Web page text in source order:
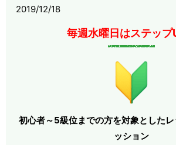
2019/12/18
毎週水曜日はステップ
初心者～5級位までの方を対象とした
ッション